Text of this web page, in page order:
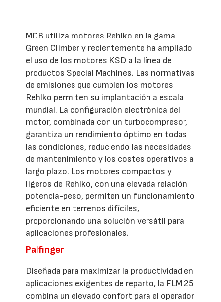
MDB utiliza motores Rehlko en la gama
Green Climber y recientemente ha ampliado
el uso de los motores KSD a la línea de
productos Special Machines. Las normativas
de emisiones que cumplen los motores
Rehlko permiten su implantación a escala
mundial. La configuración electrónica del
motor, combinada con un turbocompresor,
garantiza un rendimiento óptimo en todas
las condiciones, reduciendo las necesidades
de mantenimiento y los costes operativos a
largo plazo. Los motores compactos y
ligeros de Rehlko, con una elevada relación
potencia-peso, permiten un funcionamiento
eficiente en terrenos difíciles,
proporcionando una solución versátil para
aplicaciones profesionales.
Palfinger
Diseñada para maximizar la productividad en
aplicaciones exigentes de reparto, la FLM 25
combina un elevado confort para el operador